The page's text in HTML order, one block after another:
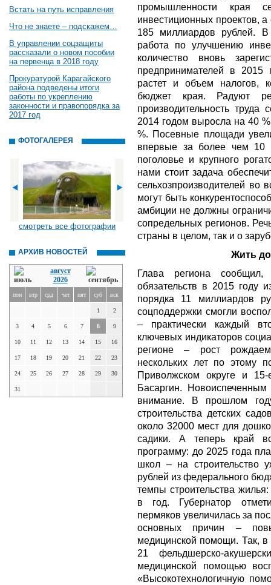
Встать на путь исправления
Что не знаете – подскажем…
В управлении соцзащиты
рассказали о новом пособии
на первенца в 2018 году
Прокуратурой Карагайского
района подведены итоги
работы по укреплению
законности и правопорядка за
2017 год
ФОТОГАЛЕРЕЯ
смотреть все фотографии
АРХИВ НОВОСТЕЙ
август
2026
пон втр срд чет пят суб вск
1 2
3 4 5 6 7 8 9
10 11 12 13 14 15 16
17 18 19 20 21 22 23
24 25 26 27 28 29 30
31
промышленности края
инвестиционных проектов,
185 миллиардов рублей. В
работа по улучшению
количество вновь
предпринимателей в
растет и объем налогов,
бюджет края. Радуют
производительность труда
2014 годом выросла на 40
%. Посевные площади
впервые за более чем 10
поголовье и крупного
нами стоит задача
сельхозпроизводителей во
могут быть
амбиции не должны
сопредельных регионов.
страны в целом, так и о
Жить
Глава региона
обязательств в 2015 году
порядка 11 миллиардов
соцподдержки смогли
– практически каждый
ключевых индикаторов
регионе – рост
нескольких лет по этому
Приволжском округе и
Басаргин.
внимание. В прошлом
строительства детских
около 32000 мест для
садики. А теперь край
программу: до 2025 года
школ – на строительство
рублей из федерального
темпы строительства
в год. Губернатор
пермяков увеличилась за
основных причин –
медицинской помощи. Так,
21 фельдшерско-
медицинской помощью
«Высокотехнологичную